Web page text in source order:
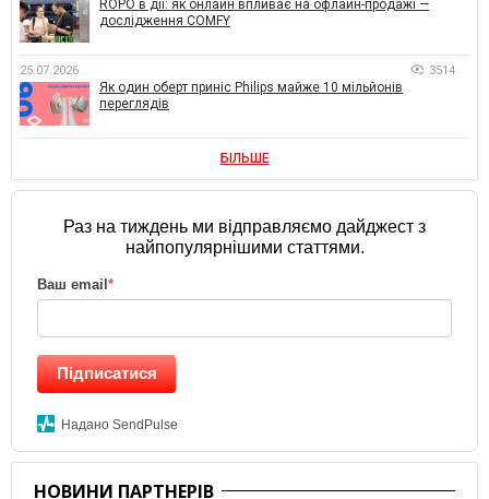
ROPO в дії: як онлайн впливає на офлайн-продажі —
дослідження COMFY
25.07.2026 3514
Як один оберт приніс Philips майже 10 мільйонів
переглядів
БІЛЬШЕ
Раз на тиждень ми відправляємо дайджест з
найпопулярнішими статтями.
Ваш email*
Підписатися
Надано SendPulse
НОВИНИ ПАРТНЕРІВ